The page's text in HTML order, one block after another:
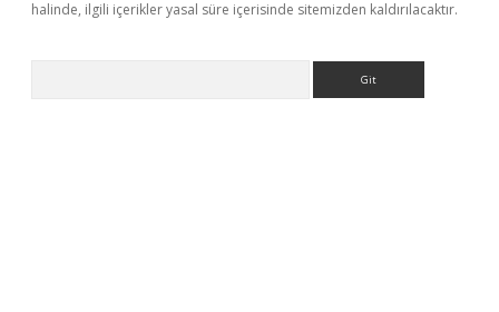
halinde, ilgili içerikler yasal süre içerisinde sitemizden kaldırılacaktır.